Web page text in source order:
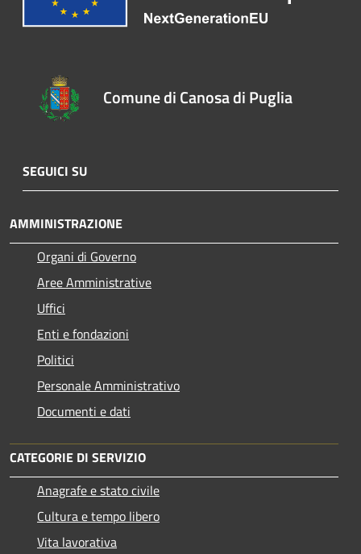
Comune di Canosa di Puglia
SEGUICI SU
AMMINISTRAZIONE
Organi di Governo
Aree Amministrative
Uffici
Enti e fondazioni
Politici
Personale Amministrativo
Documenti e dati
CATEGORIE DI SERVIZIO
Anagrafe e stato civile
Cultura e tempo libero
Vita lavorativa